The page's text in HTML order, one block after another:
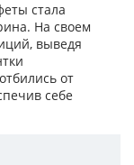
стала
На своем
выведя
от
себе